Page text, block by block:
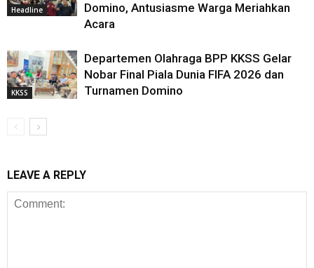
Headline
Domino, Antusiasme Warga Meriahkan
Acara
KKSS
Departemen Olahraga BPP KKSS Gelar
Nobar Final Piala Dunia FIFA 2026 dan
Turnamen Domino
LEAVE A REPLY